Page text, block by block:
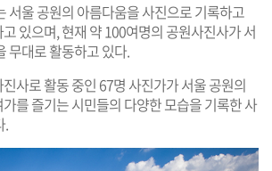
서울 공원의 아름다움을 사진으로 기록하고
있으며, 현재 약 100여명의 공원사진사가 서
무대로 활동하고 있다.
사로 활동 중인 67명 사진가가 서울 공원의
를 즐기는 시민들의 다양한 모습을 기록한 사
.